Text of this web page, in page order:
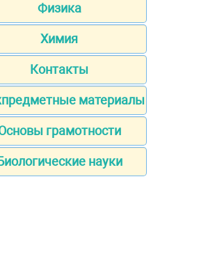
Физика
Химия
Контакты
материалы
грамотности
науки